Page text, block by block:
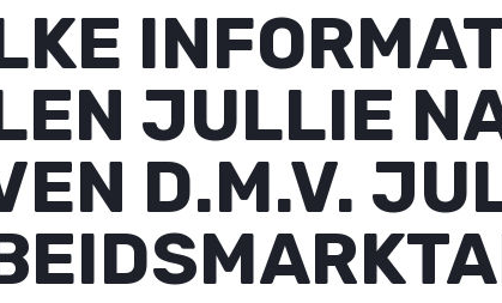
JULLIE
D.M.V.